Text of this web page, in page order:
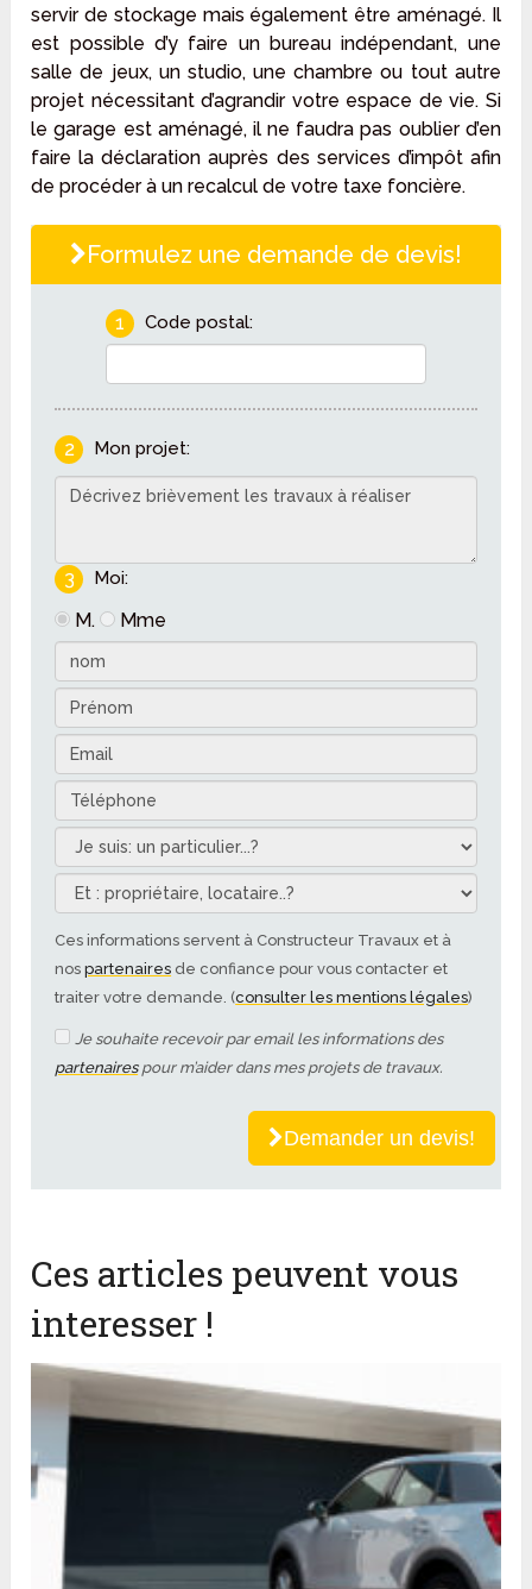
servir de stockage mais également être aménagé. Il
est possible d’y faire un bureau indépendant, une
salle de jeux, un studio, une chambre ou tout autre
projet nécessitant d’agrandir votre espace de vie. Si
le garage est aménagé, il ne faudra pas oublier d’en
faire la déclaration auprès des services d’impôt afin
de procéder à un recalcul de votre taxe foncière.
Formulez une demande de devis!
1 Code postal:
2 Mon projet:
3 Moi:
M. Mme
Ces informations servent à Constructeur Travaux et à
nospartenaires de confiance pour vous contacter et
traiter votre demande. (consulter les mentions légales)
Je souhaite recevoir par email les informations des
partenairespour m’aider dans mes projets de travaux.
Demander un devis!
Ces articles peuvent vous
interesser !